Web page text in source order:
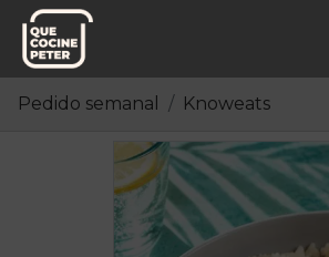
Pedido semanal Knoweats